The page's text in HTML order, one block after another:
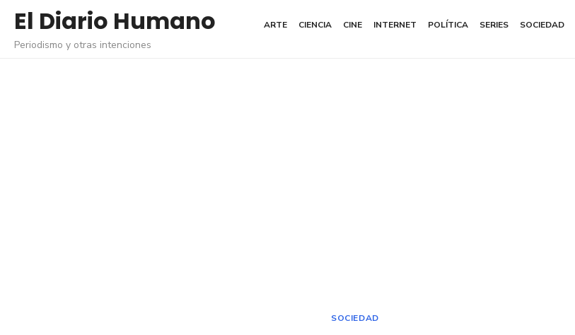
Saltar
contenido
El Diario Humano
Periodismo y otras intenciones
ARTE CIENCIA CINE INTERNET POLÍTICA SERIES SOCIEDAD
SOCIEDAD